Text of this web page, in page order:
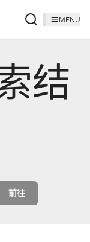
MENU
结
前往